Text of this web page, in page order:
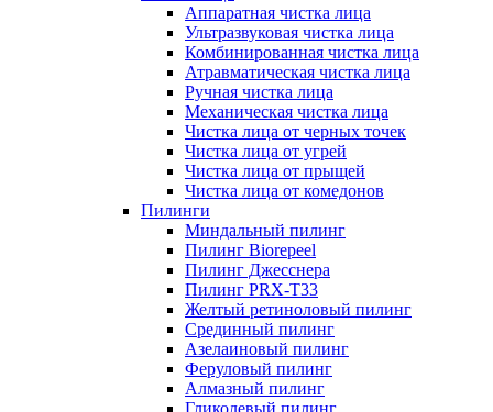
Аппаратная чистка лица
Ультразвуковая чистка лица
Комбинированная чистка лица
Атравматическая чистка лица
Ручная чистка лица
Механическая чистка лица
Чистка лица от черных точек
Чистка лица от угрей
Чистка лица от прыщей
Чистка лица от комедонов
Пилинги
Миндальный пилинг
Пилинг Biorepeel
Пилинг Джесснера
Пилинг PRX-T33
Желтый ретиноловый пилинг
Срединный пилинг
Азелаиновый пилинг
Феруловый пилинг
Алмазный пилинг
Гликолевый пилинг